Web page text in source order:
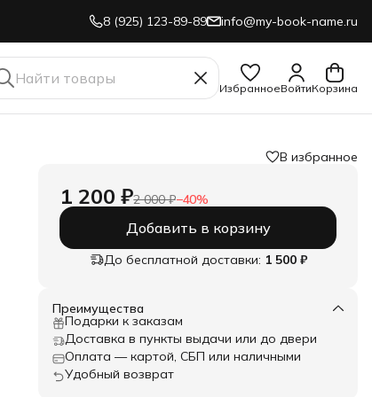
8 (925) 123-89-89 info@my-book-name.ru
ИзбранноеВойтиКорзина
В избранное
1 200 ₽2 000 ₽−40%
Добавить в корзину
До бесплатной доставки: 1 500 ₽
Преимущества
Подарки к заказам
Доставка в пункты выдачи или до двери
Оплата — картой, СБП или наличными
Удобный возврат